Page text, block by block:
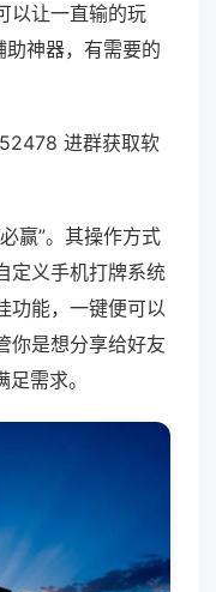
以让一直输的玩
助神器，有需要的
进群获取软
赢”。其操作方式
定义手机打牌系统
功能，一键便可以
你是想分享给好友
需求。